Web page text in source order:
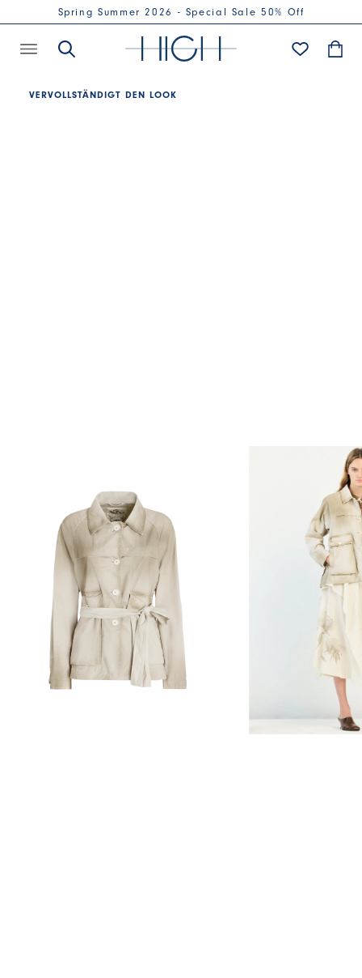
Spring Summer 2026 - Special Sale 50% Off
VERVOLLSTÄNDIGT DEN LOOK